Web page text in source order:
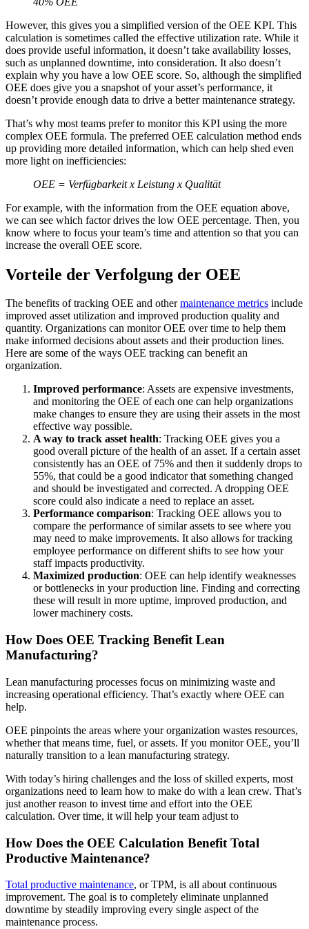
Analysen & Berichte
KPIs, individuelle Dashboards, Exporte
Teile & Bestand
Lagerkontrolle, Nachbestellung, Zykluszählungen
Regulatorische Compliance
Prüfpfade, Validierung, Unterschriften
Behörden
Compliance und Beschaffung im öffentlichen Sektor
Energie & Versorgung
Erzeugung, Übertragung & Verteilung, erneuerbare Energien
Gästeorientierte Anlagen an mehreren Standorten
However, this gives you a simplified version of the OEE KPI. This
calculation is sometimes called the effective utilization rate. While it
does provide useful information, it doesn’t take availability losses,
such as unplanned downtime, into consideration. It also doesn’t
explain why you have a low OEE score. So, although the simplified
OEE does give you a snapshot of your asset’s performance, it
doesn’t provide enough data to drive a better maintenance strategy.
That’s why most teams prefer to monitor this KPI using the more
complex OEE formula. The preferred OEE calculation method ends
up providing more detailed information, which can help shed even
more light on inefficiencies:
OEE = Verfügbarkeit x Leistung x Qualität
For example, with the information from the OEE equation above,
we can see which factor drives the low OEE percentage. Then, you
know where to focus your team’s time and attention so that you can
increase the overall OEE score.
Vorteile der Verfolgung der OEE
The benefits of tracking OEE and othermaintenance metrics include
improved asset utilization and improved production quality and
quantity. Organizations can monitor OEE over time to help them
make informed decisions about assets and their production lines.
Here are some of the ways OEE tracking can benefit an
organization.
Improved performance: Assets are expensive investments,
and monitoring the OEE of each one can help organizations
make changes to ensure they are using their assets in the most
effective way possible.
A way to track asset health: Tracking OEE gives you a
good overall picture of the health of an asset. If a certain asset
consistently has an OEE of 75% and then it suddenly drops to
55%, that could be a good indicator that something changed
and should be investigated and corrected. A dropping OEE
score could also indicate a need to replace an asset.
Performance comparison: Tracking OEE allows you to
compare the performance of similar assets to see where you
may need to make improvements. It also allows for tracking
employee performance on different shifts to see how your
staff impacts productivity.
Maximized production: OEE can help identify weaknesses
or bottlenecks in your production line. Finding and correcting
these will result in more uptime, improved production, and
lower machinery costs.
How Does OEE Tracking Benefit Lean
Manufacturing?
Lean manufacturing processes focus on minimizing waste and
increasing operational efficiency. That’s exactly where OEE can
help.
OEE pinpoints the areas where your organization wastes resources,
whether that means time, fuel, or assets. If you monitor OEE, you’ll
naturally transition to a lean manufacturing strategy.
With today’s hiring challenges and the loss of skilled experts, most
organizations need to learn how to make do with a lean crew. That’s
just another reason to invest time and effort into the OEE
calculation. Over time, it will help your team adjust to
How Does the OEE Calculation Benefit Total
Productive Maintenance?
Total productive maintenance, or TPM, is all about continuous
improvement. The goal is to completely eliminate unplanned
downtime by steadily improving every single aspect of the
maintenance process.